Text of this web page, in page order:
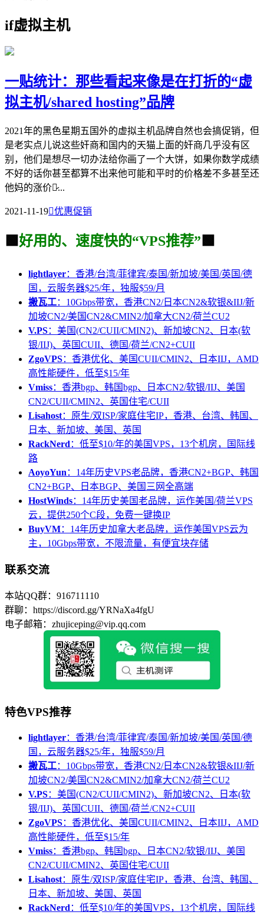
if虚拟主机
一贴统计：那些看起来像是在打折的“虚
拟主机/shared hosting”品牌
2021年的黑色星期五国外的虚拟主机品牌自然也会搞促销，但
是老实点儿说这些奸商和国内的天猫上面的奸商几乎没有区
别，他们是想尽一切办法给你画了一个大饼，如果你数学成绩
不好的话你甚至都算不出来他可能和平时的价格差不多甚至还
他妈的涨价了̷...
2021-11-19优惠促销
🟩 好用的、速度快的“VPS推荐” 🟩
lightlayer：香港/台湾/菲律宾/泰国/新加坡/美国/英国/德
国，云服务器$25/年，独服$59/月
搬瓦工：10Gbps带宽，香港CN2/日本CN2&软银&IIJ/新
加坡CN2/美国CN2&CMIN2/加拿大CN2/荷兰CU2
V.PS：美国(CN2/CUII/CMIN2)、新加坡CN2、日本(软
银/IIJ)、英国CUII、德国/荷兰/CN2+CUII
ZgoVPS：香港优化、美国CUII/CMIN2、日本IIJ，AMD
高性能硬件，低至$15/年
Vmiss：香港bgp、韩国bgp、日本CN2/软银/IIJ、美国
CN2/CUII/CMIN2、英国住宅/CUII
Lisahost：原生/双ISP/家庭住宅IP，香港、台湾、韩国、
日本、新加坡、美国、英国
RackNerd：低至$10/年的美国VPS，13个机房，国际线
路
AoyoYun：14年历史VPS老品牌，香港CN2+BGP、韩国
CN2+BGP、日本BGP、美国三网全高端
HostWinds：14年历史美国老品牌，运作美国/荷兰VPS
云，提供250个C段，免费一键换IP
BuyVM：14年历史加拿大老品牌，运作美国VPS云为
主，10Gbps带宽，不限流量，有便宜块存储
联系交流
本站QQ群：916711110
群聊：https://discord.gg/YRNaXa4fgU
电子邮箱：zhujiceping@vip.qq.com
特色VPS推荐
lightlayer：香港/台湾/菲律宾/泰国/新加坡/美国/英国/德
国，云服务器$25/年，独服$59/月
搬瓦工：10Gbps带宽，香港CN2/日本CN2&软银&IIJ/新
加坡CN2/美国CN2&CMIN2/加拿大CN2/荷兰CU2
V.PS：美国(CN2/CUII/CMIN2)、新加坡CN2、日本(软
银/IIJ)、英国CUII、德国/荷兰/CN2+CUII
ZgoVPS：香港优化、美国CUII/CMIN2、日本IIJ，AMD
高性能硬件，低至$15/年
Vmiss：香港bgp、韩国bgp、日本CN2/软银/IIJ、美国
CN2/CUII/CMIN2、英国住宅/CUII
Lisahost：原生/双ISP/家庭住宅IP，香港、台湾、韩国、
日本、新加坡、美国、英国
RackNerd ：低至$10/年的美国VPS，13个机房，国际线